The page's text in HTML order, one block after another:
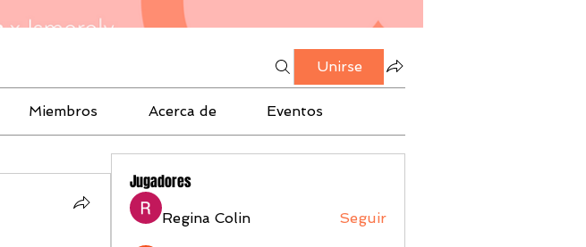
Unirse
Miembros Acerca de Eventos
Jugadores
Regina Colin Seguir